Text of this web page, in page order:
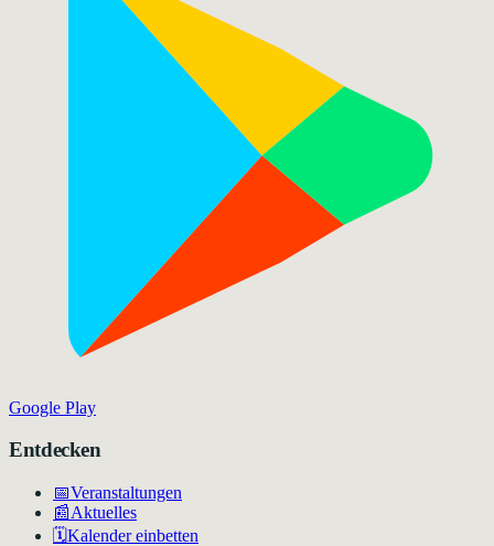
Google Play
Entdecken
📅Veranstaltungen
📰Aktuelles
🗓️Kalender einbetten